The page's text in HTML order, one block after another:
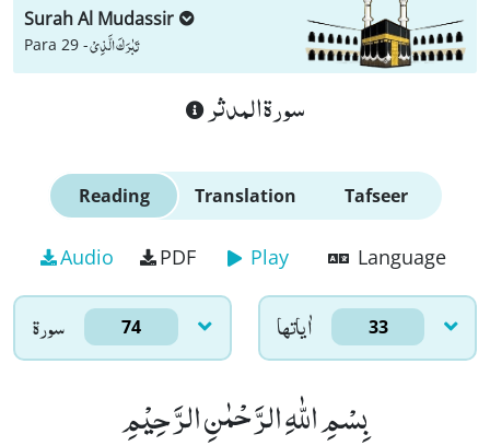
Surah Al Mudassir
Para 29 -تَبٰرَكَ الَّذِیْ
سورة المدثر
Reading Translation Tafseer
Audio PDF Play Language
سورۃ 74 اٰياتها 33
بِسْمِ اللّٰهِ الرَّحْمٰنِ الرَّحِیْمِ